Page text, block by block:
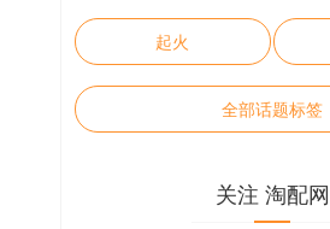
起火
全部话题标签
关注 淘配网